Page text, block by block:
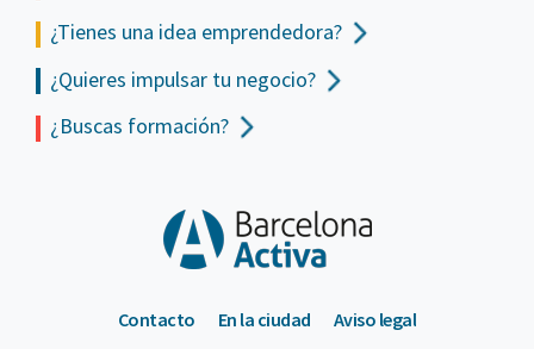
¿Tienes una idea emprendedora?
¿Quieres impulsar tu negocio?
¿Buscas formación?
Contacto En la ciudad Aviso legal